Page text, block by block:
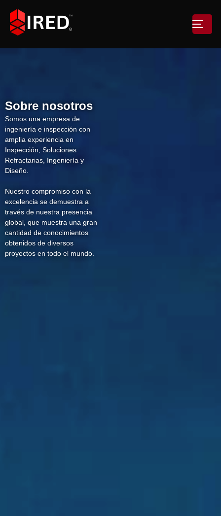
Sobre nosotros
Somos una empresa de
ingeniería e inspección con
amplia experiencia en
Inspección, Soluciones
Refractarias, Ingeniería y
Diseño.
Nuestro compromiso con la
excelencia se demuestra a
través de nuestra presencia
global, que muestra una gran
cantidad de conocimientos
obtenidos de diversos
proyectos en todo el mundo.